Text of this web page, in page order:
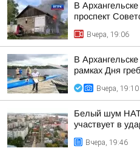
В
проспект
Вчера, 19:06
В
рамках Дня
Вчера, 19:10
Белый шум
участвует в
Вчера, 19:46